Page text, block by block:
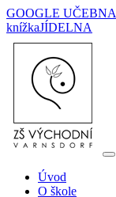
GOOGLE UČEBNA
knížkaJÍDELNA
Úvod
O škole